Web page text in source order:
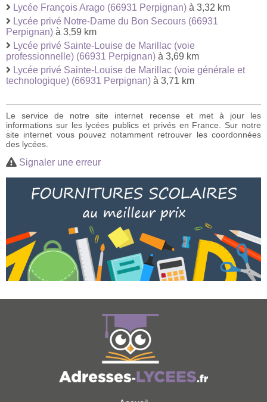
Lycée François Arago (66931 Perpignan) à 3,32 km
Lycée privé Notre-Dame du Bon Secours (66931
Perpignan) à 3,59 km
Lycée privé Sainte-Louise de Marillac (voie
professionnelle) (66931 Perpignan) à 3,69 km
Lycée privé Sainte-Louise de Marillac (voie générale et
technologique) (66931 Perpignan) à 3,71 km
Le service de notre site internet recense et met à jour les
informations sur les lycées publics et privés en France. Sur notre
site internet vous pouvez notamment retrouver les coordonnées
des lycées.
Signaler une erreur